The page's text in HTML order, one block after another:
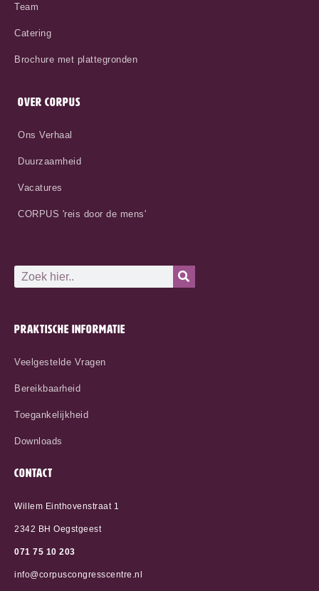
Team
Catering
Brochure met plattegronden
OVER CORPUS
Ons Verhaal
Duurzaamheid
Vacatures
CORPUS 'reis door de mens'
PRAKTISCHE INFORMATIE
Veelgestelde Vragen
Bereikbaarheid
Toegankelijkheid
Downloads
CONTACT
Willem Einthovenstraat 1
2342 BH Oegstgeest
071 75 10 203
info@corpuscongresscentre.nl